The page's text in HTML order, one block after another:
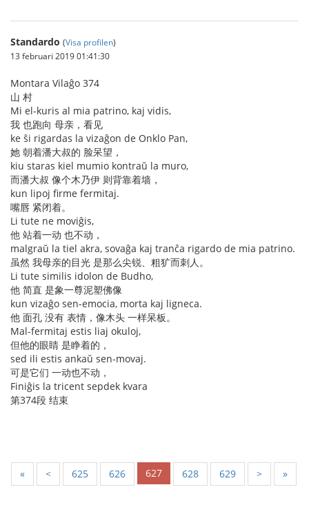
Standardo (Visa profilen)
13 februari 2019 01:41:30
Montara Vilaĝo 374
山 村
Mi el-kuris al mia patrino, kaj vidis,
我 也跑向 母亲，看见
ke ŝi rigardas la vizaĝon de Onklo Pan,
她 朝着潘大叔的 脸呆望，
kiu staras kiel mumio kontraŭ la muro,
而潘大叔 像个木乃伊 则背靠着墙，
kun lipoj firme fermitaj.
嘴唇 紧闭着。
Li tute ne moviĝis,
他 站着一动 也不动，
malgraŭ la tiel akra, sovaĝa kaj tranĉa rigardo de mia patrino.
虽然 我母亲的目光 是那么尖锐、粗犷而刺人。
Li tute similis idolon de Budho,
他 简直 是象一尊泥塑佛像
kun vizaĝo sen-emocia, morta kaj ligneca.
他 面孔 没有 表情，像木头 一样呆板。
Mal-fermitaj estis liaj okuloj,
但他的眼睛 是睁着的，
sed ili estis ankaŭ sen-movaj.
可是它们 一动也不动，
Finiĝis la tricent sepdek kvara
第374段 结束
« < 625 626 627 628 629 > »